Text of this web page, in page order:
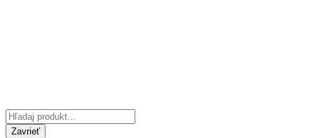
Zavrieť